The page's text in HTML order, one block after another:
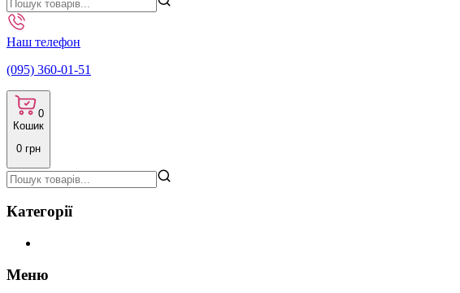
Наш телефон
(095) 360-01-51
0
Кошик
0 грн
Категорії
Меню